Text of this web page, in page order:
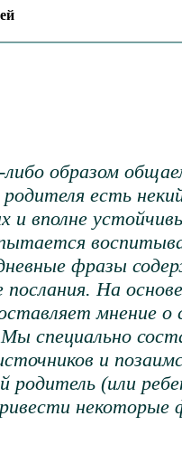
образом
есть
и вполне
фразы
На
мнение о
специально
и
(или